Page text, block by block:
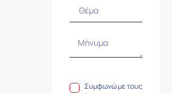
Συμφωνώ με τους